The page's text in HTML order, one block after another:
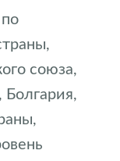
союза,
Болгария,